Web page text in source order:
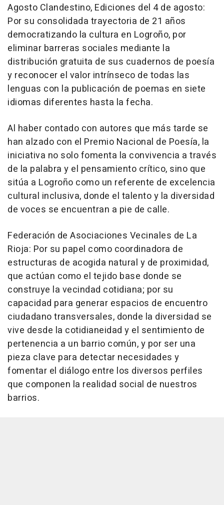
Agosto Clandestino, Ediciones del 4 de agosto:
Por su consolidada trayectoria de 21 años
democratizando la cultura en Logroño, por
eliminar barreras sociales mediante la
distribución gratuita de sus cuadernos de poesía
y reconocer el valor intrínseco de todas las
lenguas con la publicación de poemas en siete
idiomas diferentes hasta la fecha.
Al haber contado con autores que más tarde se
han alzado con el Premio Nacional de Poesía, la
iniciativa no solo fomenta la convivencia a través
de la palabra y el pensamiento crítico, sino que
sitúa a Logroño como un referente de excelencia
cultural inclusiva, donde el talento y la diversidad
de voces se encuentran a pie de calle.
Federación de Asociaciones Vecinales de La
Rioja: Por su papel como coordinadora de
estructuras de acogida natural y de proximidad,
que actúan como el tejido base donde se
construye la vecindad cotidiana; por su
capacidad para generar espacios de encuentro
ciudadano transversales, donde la diversidad se
vive desde la cotidianeidad y el sentimiento de
pertenencia a un barrio común, y por ser una
pieza clave para detectar necesidades y
fomentar el diálogo entre los diversos perfiles
que componen la realidad social de nuestros
barrios.